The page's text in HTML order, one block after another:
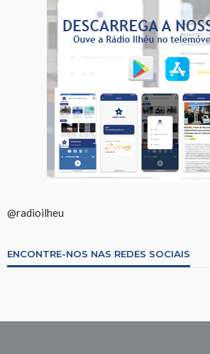
@radioilheu
ENCONTRE-NOS NAS REDES SOCIAIS